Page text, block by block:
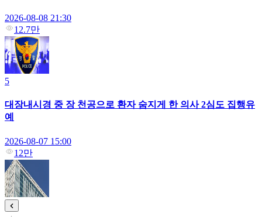
2026-08-08 21:30
12.7만
5
대장내시경 중 장 천공으로 환자 숨지게 한 의사 2심도 집행유
예
2026-08-07 15:00
12만